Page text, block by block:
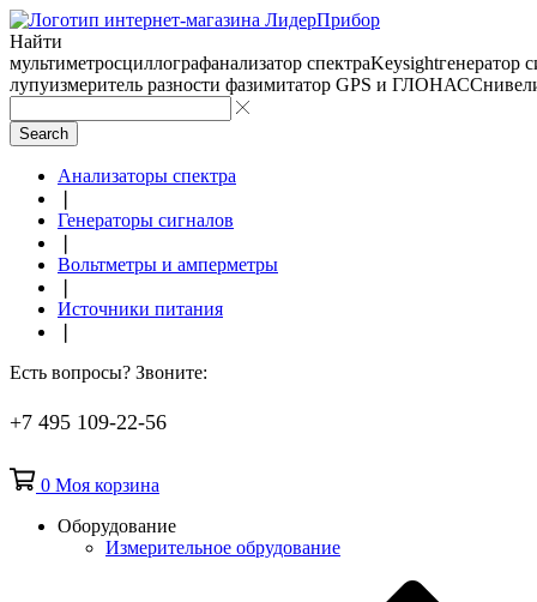
Найти
мультиметросциллографанализатор спектраKeysightгенератор
лупуизмеритель разности фазимитатор GPS и ГЛОНАСС
Search
Анализаторы спектра
Генераторы сигналов
Вольтметры и амперметры
Источники питания
Есть вопросы? Звоните:
+7 495 109-22-56
0 Моя корзина
Оборудование
Измерительное обрудование